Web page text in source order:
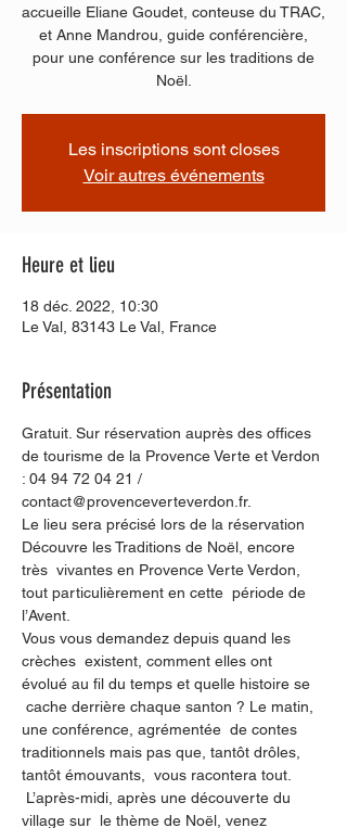
accueille Eliane Goudet, conteuse du TRAC,
et Anne Mandrou, guide conférencière,
pour une conférence sur les traditions de
Noël.
Les inscriptions sont closes
Voir autres événements
Heure et lieu
18 déc. 2022, 10:30
Le Val, 83143 Le Val, France
Présentation
Gratuit. Sur réservation auprès des offices
de tourisme de la Provence Verte et Verdon
: 04 94 72 04 21 /
contact@provenceverteverdon.fr.
Le lieu sera précisé lors de la réservation
Découvre les Traditions de Noël, encore
très  vivantes en Provence Verte Verdon,
tout particulièrement en cette  période de
l’Avent.
Vous vous demandez depuis quand les
crèches  existent, comment elles ont
évolué au fil du temps et quelle histoire se
cache derrière chaque santon ? Le matin,
une conférence, agrémentée  de contes
traditionnels mais pas que, tantôt drôles,
tantôt émouvants,  vous racontera tout.
L’après-midi, après une découverte du
village sur  le thème de Noël, venez